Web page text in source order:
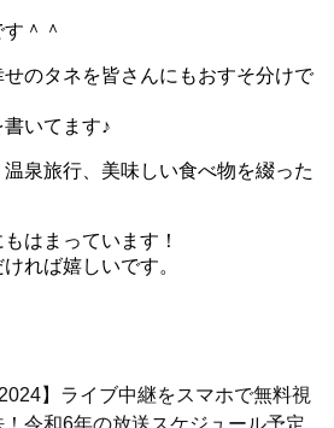
＾＾
のタネを皆さんにもおすそ分けで
いてます♪
泉旅行、美味しい食べ物を綴った
はまっています！
れば嬉しいです。
】ライブ中継をスマホで無料視